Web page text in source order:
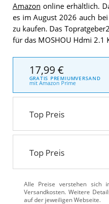
Amazon online erhältlich.
es im August 2026 auch
zu kaufen. Das
für das MOSHOU Hdmi 2.1
17,99 €
GRATIS PREMIUMVERSAND
mit Amazon Prime
Top Preis
Top Preis
Alle Preise verstehen sich
Versandkosten. Weitere
auf der jeweiligen Webseite.